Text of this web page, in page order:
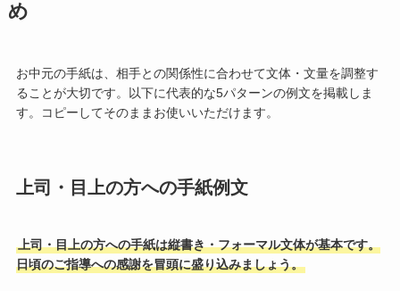
め
お中元の手紙は、相手との関係性に合わせて文体・文量を調整す
ることが大切です。以下に代表的な5パターンの例文を掲載しま
す。コピーしてそのままお使いいただけます。
上司・目上の方への手紙例文
上司・目上の方への手紙は縦書き・フォーマル文体が基本です。
日頃のご指導への感謝を冒頭に盛り込みましょう。